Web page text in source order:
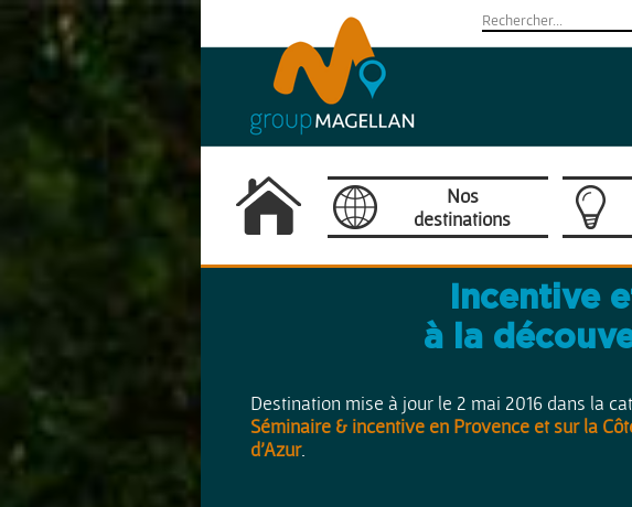
Nos
destinations
Camargue
Provence / Côte d'Azur
Europe
Incentive
à la
Destination mise à jour le 2 mai 2016 dans la
Séminaire & incentive en Provence et sur la
d'Azur.